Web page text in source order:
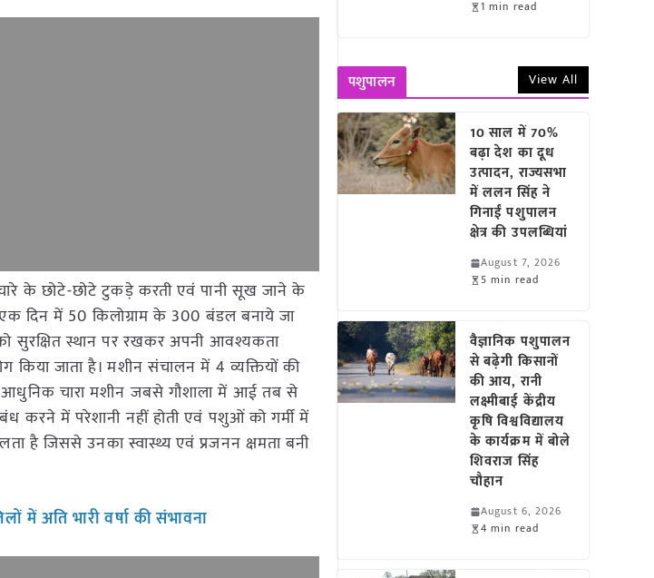
के छोटे-छोटे टुकड़े करती एवं पानी सूख जाने के
दिन में 50 किलोग्राम के 300 बंडल बनाये जा
सुरक्षित स्थान पर रखकर अपनी आवश्यकता
किया जाता है। मशीन संचालन में 4 व्यक्तियों की
चारा मशीन जबसे गौशाला में आई तब से
करने में परेशानी नहीं होती एवं पशुओं को गर्मी में
है जिससे उनका स्वास्थ्य एवं प्रजनन क्षमता बनी
में अति भारी वर्षा की संभावना
1 min read
पशुपालन View All
10 साल में 70%
बढ़ा देश का दूध
उत्पादन, राज्यसभा
में ललन सिंह ने
गिनाईं पशुपालन
क्षेत्र की उपलब्धियां
August 7, 2026
5 min read
वैज्ञानिक पशुपालन
से बढ़ेगी किसानों
की आय, रानी
लक्ष्मीबाई केंद्रीय
कृषि विश्वविद्यालय
के कार्यक्रम में बोले
शिवराज सिंह
चौहान
August 6, 2026
4 min read